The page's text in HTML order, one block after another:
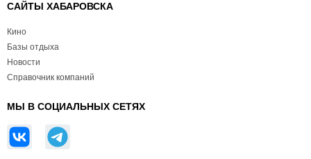
САЙТЫ ХАБАРОВСКА
Кино
Базы отдыха
Новости
Справочник компаний
МЫ В СОЦИАЛЬНЫХ СЕТЯХ